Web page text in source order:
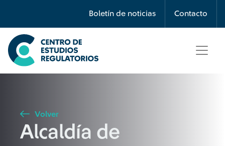
Boletín de noticias Contacto
Búsqueda
Seleccione país
Buscar
Volver
Alcaldía de